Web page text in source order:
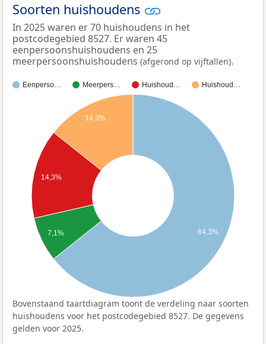
Soorten huishoudens
In 2025 waren er 70 huishoudens in het
postcodegebied 8527. Er waren 45
eenpersoonshuishoudens en 25
meerpersoonshuishoudens (afgerond op vijftallen).
Eenperso… Meerpers… Huishoud… Huishoud…
14,3%
14,3%
7,1% 64,3%
Bovenstaand taartdiagram toont de verdeling naar soorten
huishoudens voor het postcodegebied 8527. De gegevens
gelden voor 2025.